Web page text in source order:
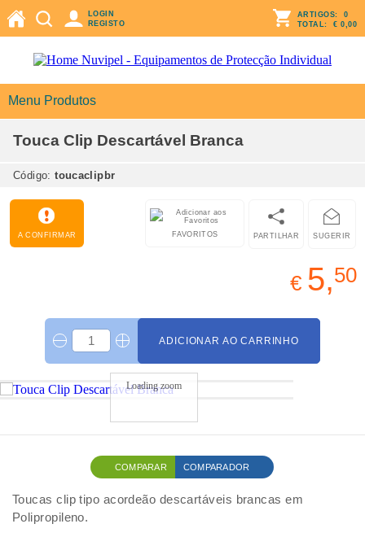
LOGIN
REGISTO
ARTIGOS: 0
TOTAL: € 0,00
Menu Produtos
Touca Clip Descartável Branca
Código:toucaclipbr
A CONFIRMAR SUGERIR
PARTILHAR
FAVORITOS
€ 5,50
ADICIONAR AO CARRINHO
Loading zoom
COMPARAR COMPARADOR
Toucas clip tipo acordeão descartáveis brancas em
Polipropileno.